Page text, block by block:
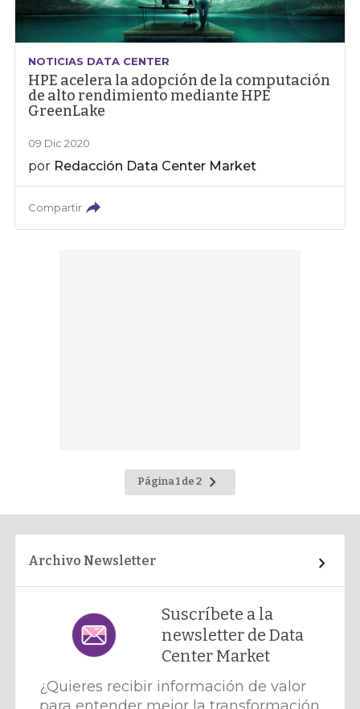
NOTICIAS DATA CENTER
HPE acelera la adopción de la computación
de alto rendimiento mediante HPE
GreenLake
09 Dic 2020
por Redacción Data Center Market
Compartir
Página 1 de 2 Ir
a
Archivo Newsletter
Suscríbete a la
newsletter de Data
Center Market
¿Quieres recibir información de valor